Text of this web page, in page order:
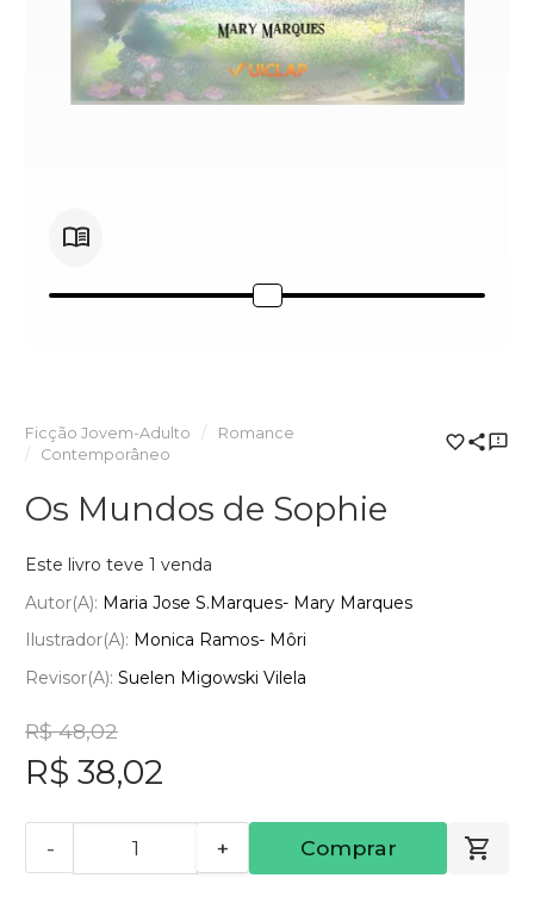
Ficção Jovem-Adulto
Romance
Contemporâneo
Os Mundos de Sophie
Este livro teve 1 venda
Autor(a): Maria Jose S.Marques- Mary Marques
Ilustrador(a): Monica Ramos- Môri
Revisor(a): Suelen Migowski Vilela
R$ 48,02
R$ 38,02
- + Comprar